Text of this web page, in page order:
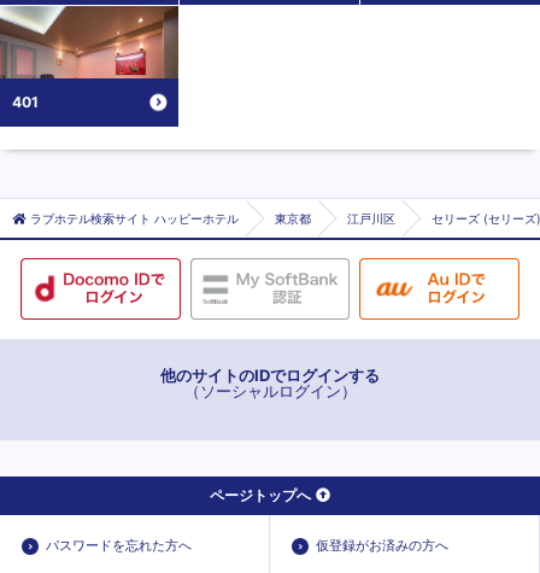
401
ラブホテル検索サイト ハッピーホテル 東京都 江戸川区 セリーズ (セリーズ)
他のサイトのIDでログインする
（ソーシャルログイン）
ページトップへ
パスワードを忘れた方へ 仮登録がお済みの方へ